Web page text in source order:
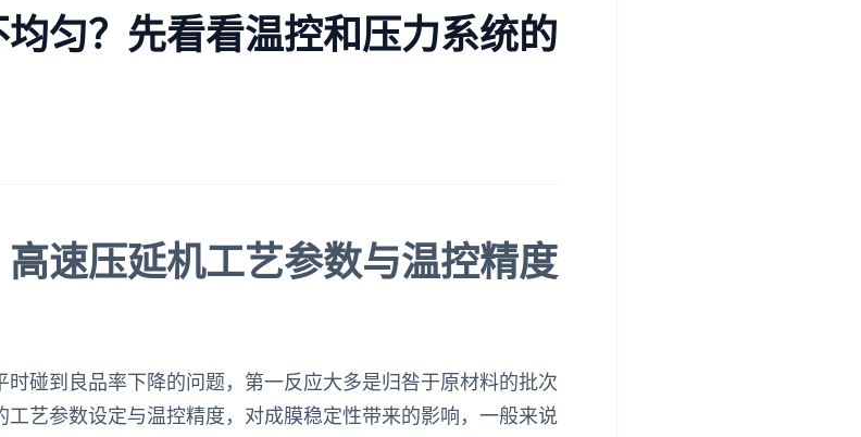
匀？先看看温控和压力系统的
速压延机工艺参数与温控精度
碰到良品率下降的问题，第一反应大多是归咎于原材料的批次
艺参数设定与温控精度，对成膜稳定性带来的影响，一般来说